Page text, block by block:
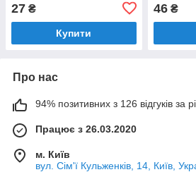
27 ₴
Купити
адаптер)
46₴
Про нас
94% позитивних з 126 відгуків за
Працює з 26.03.2020
м. Київ
вул. Сім'ї Кульженків, 14, Київ,